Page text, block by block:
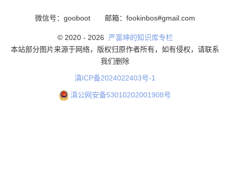
微信号：gooboot 邮箱：fookinbos#gmail.com
© 2020 - 2026
严富坤的知识库专栏
本站部分图片来源于网络，版权归原作者所有，如有侵权，请联系
我们删除
滇ICP备2024022403号-1
滇公网安备53010202001908号